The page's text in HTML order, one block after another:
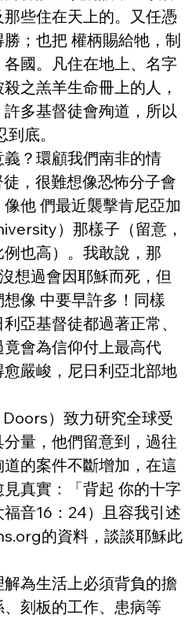
些住在天上的。又任憑
；也把 權柄賜給牠，制
國。凡住在地上、名字
之羔羊生命冊上的人，
多基督徒會殉道，所以
底。
？環顧我們南非的情
，很難想像恐怖分子會
他 們最近襲擊肯尼亞加
）那樣子（留意，
也高）。我敢說，那
想過會因耶穌而死，但
像 中要早許多！同樣
亞基督徒都過著正常、
會為信仰付上最高代
嚴峻，尼日利亞北部地
）致力研究全球受
量，他們留意到，過往
的案件不斷增加，在這
真實：「背起 你的十字
音16：24）且容我引述
的資料，談談耶穌此
為生活上必須背負的擔
刻板的工作、患病等